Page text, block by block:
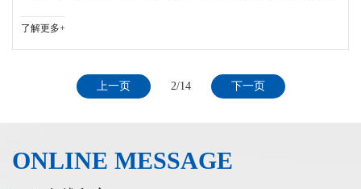
款自动折盒机！
了解更多+
上一页 2/14 下一页
ONLINE MESSAGE